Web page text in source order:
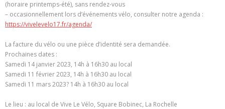
(horaire printemps-été), sans rendez-vous
– occasionnellement lors d’événements vélo, consulter notre agenda :
https://vivelevelo17.fr/agenda/
La facture du vélo ou une pièce d’identité sera demandée.
Prochaines dates :
Samedi 14 janvier 2023, 14h à 16h30 au local
Samedi 11 février 2023, 14h à 16h30 au local
Samedi 11 mars 2023? 14h à 16h30 au local
Le lieu : au local de Vive Le Vélo, Square Bobinec, La Rochelle